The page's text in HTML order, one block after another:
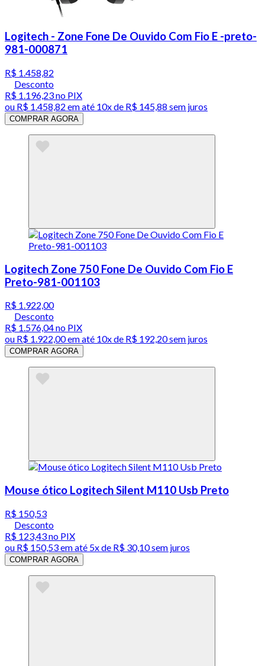
Logitech - Zone Fone De Ouvido Com Fio E -preto-
981-000871
R$ 1.458,82
Desconto
R$ 1.196,23no PIX
ou R$ 1.458,82 em até 10x de R$ 145,88 sem juros
COMPRAR AGORA
Logitech Zone 750 Fone De Ouvido Com Fio E
Preto-981-001103
R$ 1.922,00
Desconto
R$ 1.576,04no PIX
ou R$ 1.922,00em até 10x de R$ 192,20 sem juros
COMPRAR AGORA
Mouse ótico Logitech Silent M110 Usb Preto
R$ 150,53
Desconto
R$ 123,43no PIX
ou R$ 150,53em até 5x de R$ 30,10 sem juros
COMPRAR AGORA